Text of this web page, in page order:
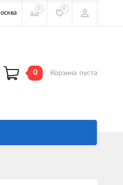
0 0
0 Корзина пуста